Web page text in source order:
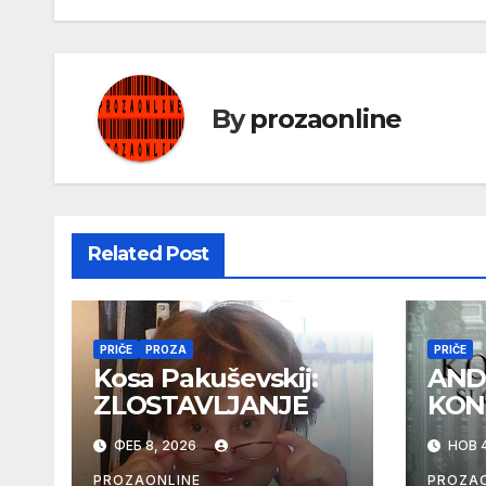
Byprozaonline
Related Post
PRIČE PROZA
Kosa Pakuševskij:
ZLOSTAVLJANJE
ФЕБ 8, 2026
PROZAONLINE
PRIČE
НОВ